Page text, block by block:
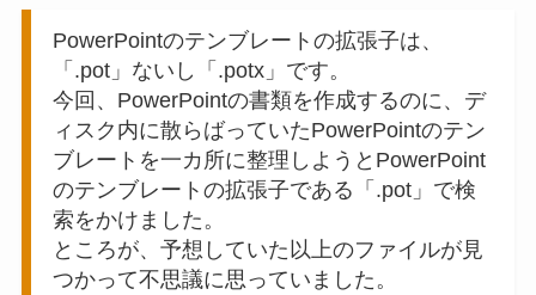
PowerPointのテンブレートの拡張子は、
「.pot」ないし「.potx」です。
今回、PowerPointの書類を作成するのに、デ
ィスク内に散らばっていたPowerPointのテン
ブレートを一カ所に整理しようとPowerPoint
のテンブレートの拡張子である「.pot」で検
索をかけました。
ところが、予想していた以上のファイルが見
つかって不思議に思っていました。